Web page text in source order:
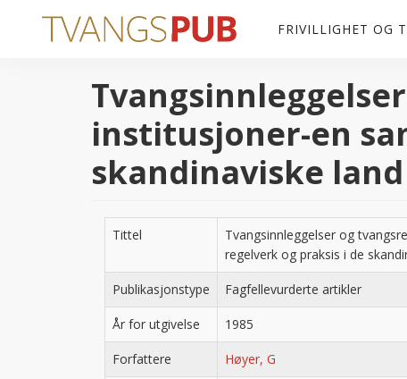
FRIVILLIGHET OG
institusjoner-en
skandinaviske land
Tittel
Tvangsinnleggelser og
regelverk og praksis i de
Publikasjonstype Fagfellevurderte artikler
År for utgivelse 1985
Forfattere Høyer, G